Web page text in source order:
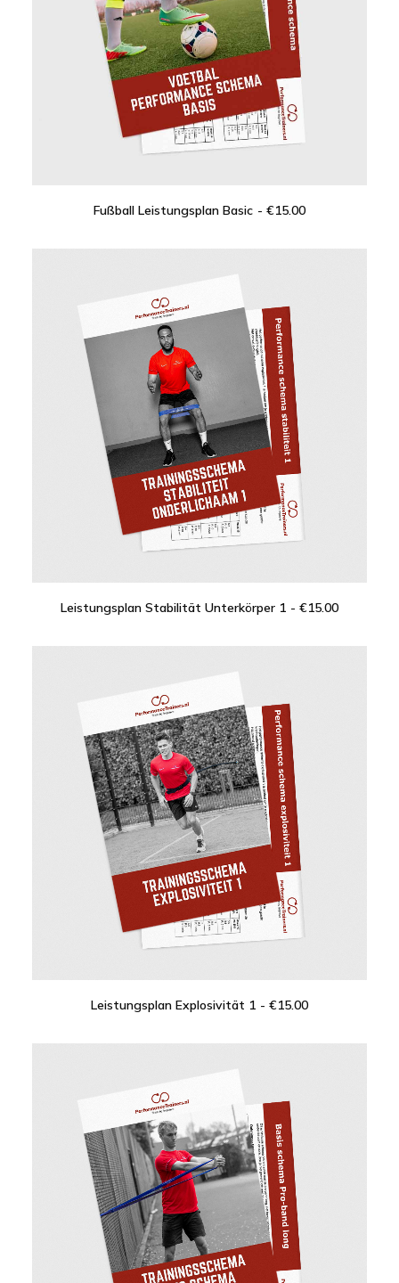
IN DEN WARENKORB
Fußball Leistungsplan Basic €15.00
IN DEN WARENKORB
Leistungsplan Stabilität Unterkörper 1 €15.00
IN DEN WARENKORB
Leistungsplan Explosivität 1 €15.00